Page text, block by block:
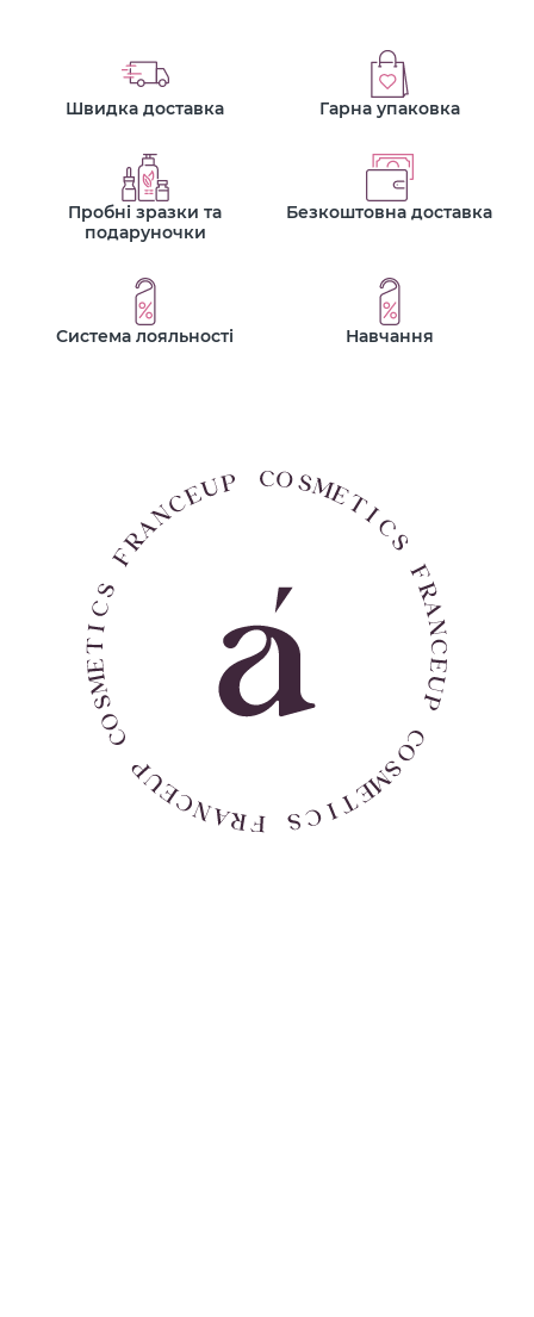
Швидка доставка Гарна упаковка
Пробні зразки та
подаруночки
Безкоштовна доставка
Система лояльності Навчання